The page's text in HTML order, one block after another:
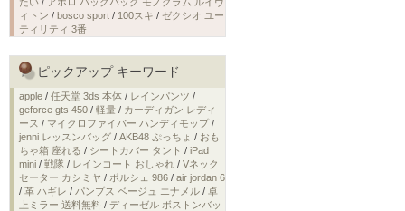
ィトン / bosco sport / 100スキ / ゼクシオ ユー
ティリティ 3番
ピックアップ キーワード
apple / 任天堂 3ds 本体 / レインパンツ /
geforce gts 450 / 軽量 / カーディガン レディ
ース / マイクロファイバー ハンディモップ/
jenni レッスンバッグ / AKB48 ぷっちょ / おも
ちゃ箱 座れる / シートカバー タント / iPad
mini / 戦隊 / レインコート おしゃれ / Vネック
セーター カシミヤ / ポルシェ 986 / air jordan 6
/ 革 ハギレ / パンプス ベージュ エナメル / 卓
上ミラー 送料無料 / ディーゼル ボストンバッ